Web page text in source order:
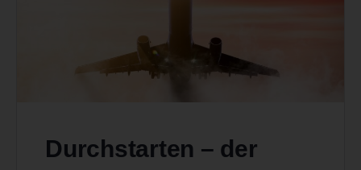
Durchstarten – der